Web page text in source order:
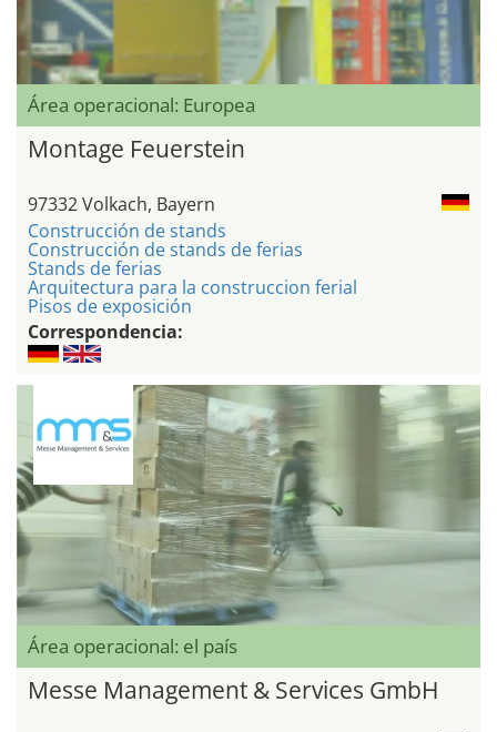
Área operacional: Europea
Montage Feuerstein
97332 Volkach, Bayern
Construcción de stands
Construcción de stands de ferias
Stands de ferias
Arquitectura para la construccion ferial
Pisos de exposición
Correspondencia:
Área operacional: el país
Messe Management & Services GmbH